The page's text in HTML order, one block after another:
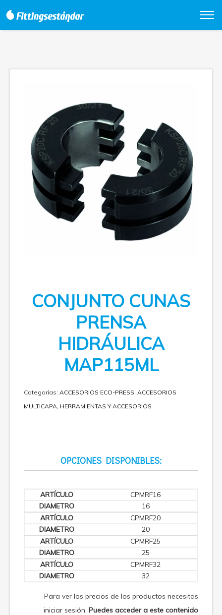
CONJUNTO CUNAS
PRENSA
HIDRÁULICA
MAP115ML
Categorías: ACCESORIOS ECO-PRESS, ACCESORIOS
MULTICAPA, HERRAMIENTAS Y ACCESORIOS
OPCIONES DISPONIBLES:
CPMRF16
16
CPMRF20
20
CPMRF25
25
CPMRF32
32
Para ver los precios de los productos necesitas
iniciar sesión. Puedes acceder a este contenido